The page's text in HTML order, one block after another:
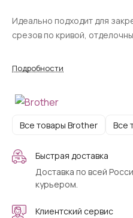
Идеально подходит для
срезов по кривой,
Подробности
Все товары Brother Все
Быстрая доставка
Доставка по всей
курьером.
Клиентский сервис